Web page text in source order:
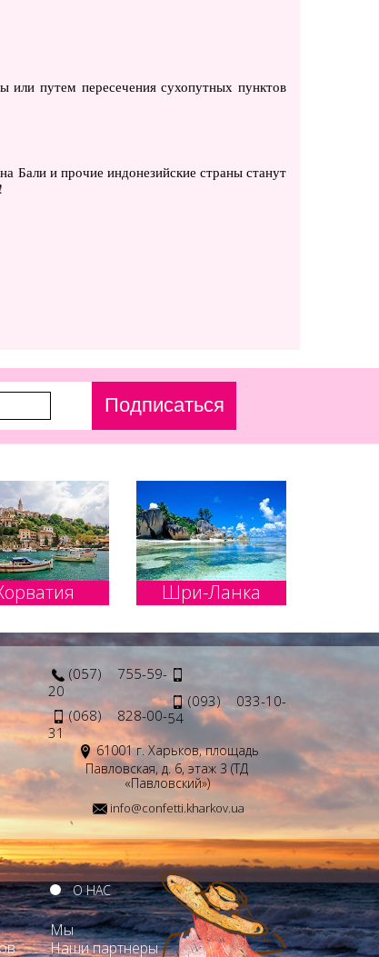
или путем пересечения сухопутных пунктов
Бали и прочие индонезийские страны станут
Подписаться
Шри-Ланка
(057) 755-59-
20
(068) 828-00-
31
(093) 033-10-
54
61001 г. Харьков, площадь
Павловская, д. 6, этаж 3 (ТД
«Павловский»)
info@confetti.kharkov.ua
О НАС
Мы
Наши партнеры